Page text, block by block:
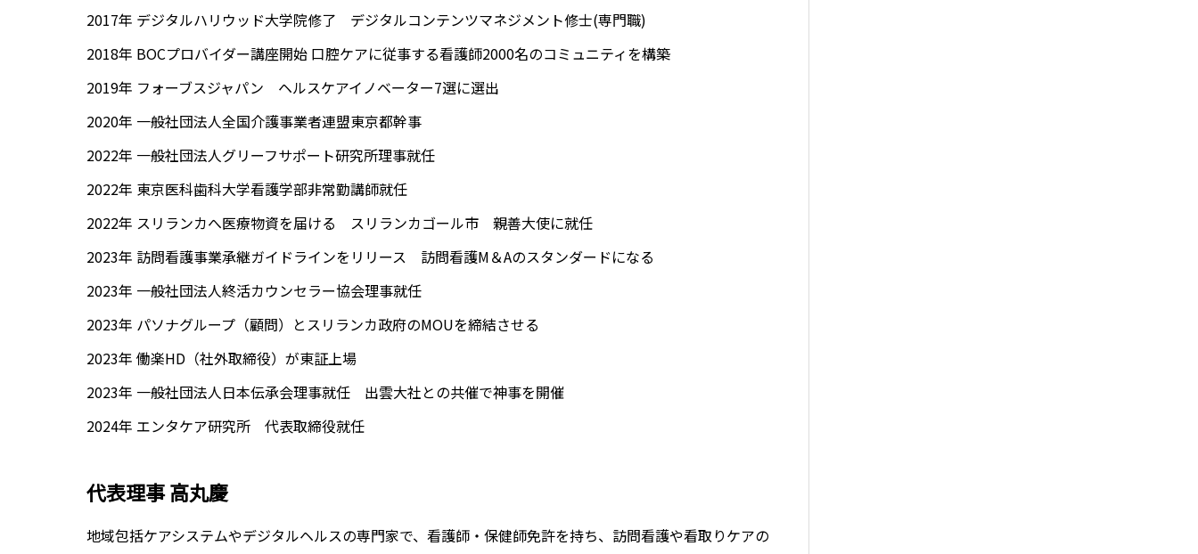
2017年 デジタルハリウッド大学院修了 デジタルコンテンツマネジメント修士(専門職)
2018年 BOCプロバイダー講座開始 口腔ケアに従事する看護師2000名のコミュニティを構築
2019年 フォーブスジャパン ヘルスケアイノベーター7選に選出
2020年 一般社団法人全国介護事業者連盟東京都幹事
2022年 一般社団法人グリーフサポート研究所理事就任
2022年 東京医科歯科大学看護学部非常勤講師就任
2022年 スリランカへ医療物資を届ける スリランカゴール市 親善大使に就任
2023年 訪問看護事業承継ガイドラインをリリース 訪問看護M＆Aのスタンダードになる
2023年 一般社団法人終活カウンセラー協会理事就任
2023年 パソナグループ（顧問）とスリランカ政府のMOUを締結させる
2023年 働楽HD（社外取締役）が東証上場
2023年 一般社団法人日本伝承会理事就任 出雲大社との共催で神事を開催
2024年 エンタケア研究所 代表取締役就任
代表理事 高丸慶
地域包括ケアシステムやデジタルヘルスの専門家で、看護師・保健師免許を持ち、訪問看護や看取りケアの